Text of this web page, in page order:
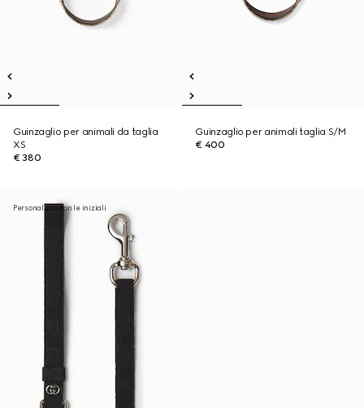
Guinzaglio per animali da taglia
XS
€ 380
Guinzaglio per animali taglia S/M
€ 400
Personalizza con le iniziali